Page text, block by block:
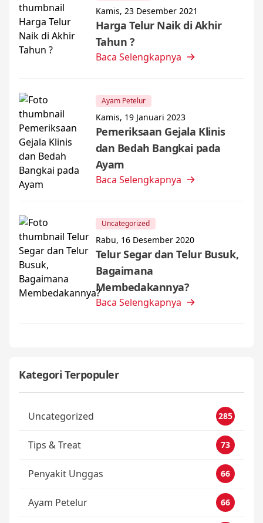
Kamis, 23 Desember 2021
Harga Telur Naik di Akhir
Tahun ?
Baca Selengkapnya
Ayam Petelur
Kamis, 19 Januari 2023
Pemeriksaan Gejala Klinis
dan Bedah Bangkai pada
Ayam
Baca Selengkapnya
Uncategorized
Rabu, 16 Desember 2020
Telur Segar dan Telur Busuk,
Bagaimana
Membedakannya?
Baca Selengkapnya
Kategori Terpopuler
Uncategorized 285
Tips & Treat 73
Penyakit Unggas 66
Ayam Petelur 66